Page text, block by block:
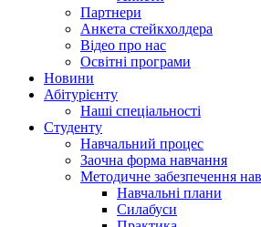
Партнери
Анкета стейкхолдера
Відео про нас
Освітні програми
Hовини
Абітурієнту
Наші спеціальності
Студенту
Навчальний процес
Заочна форма навчання
Методичне забезпечення
Навчальні плани
Силабуси